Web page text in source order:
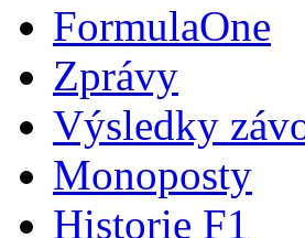
FormulaOne
Zprávy
Výsledky
Monoposty
Historie F1